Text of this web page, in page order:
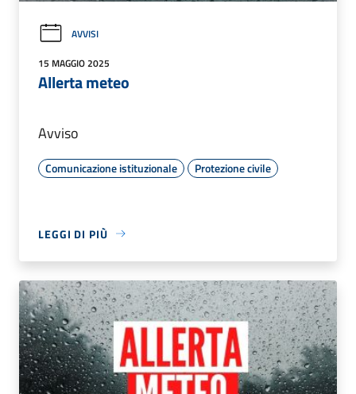
AVVISI
15 MAGGIO 2025
Allerta meteo
Avviso
Comunicazione istituzionale Protezione civile
LEGGI DI PIÙ